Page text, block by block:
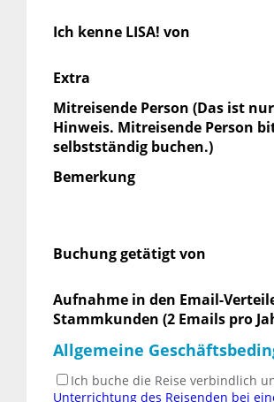
Ich kenne LISA! von
Extra
Mitreisende Person (Das ist
Hinweis. Mitreisende Person
selbstständig buchen.)
Bemerkung
Buchung getätigt von
Aufnahme in den Email-
Stammkunden (2 Emails pro
Allgemeine
Ich buche die Reise verbindlich
Unterrichtung des Reisenden bei